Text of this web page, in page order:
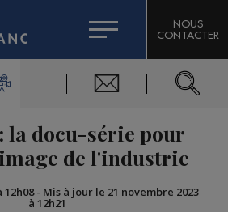
DE L'EXPERT
CITIZEN MACHINERY
DOMAINES SKIABLES
BIGARD
DU MONT-BLANC
NOUS
CONTACTER
la docu-série pour
de l'industrie
12h08- Mis à jour le 21 novembre 2023
à 12h21